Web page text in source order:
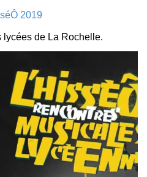
2019
lycées de La Rochelle.